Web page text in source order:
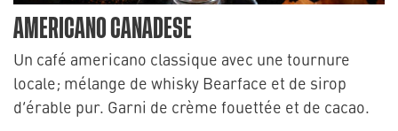
AMERICANO CANADESE
Un café americano classique avec une tournure
locale; mélange de whisky Bearface et de sirop
d’érable pur. Garni de crème fouettée et de cacao.